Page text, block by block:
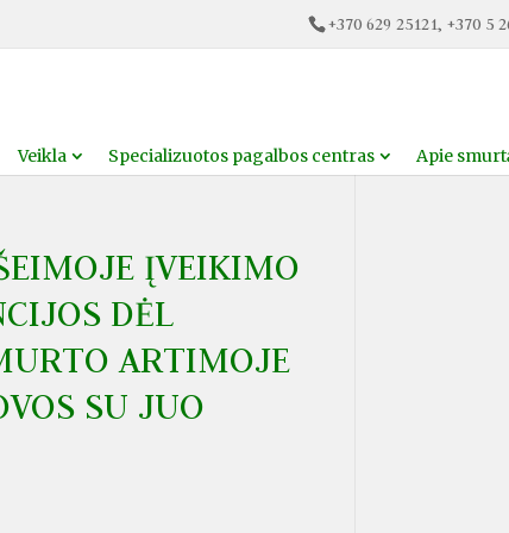
+370 629 25121, +370 5
Veikla Specializuotos pagalbos centras Apie
ĮVEIKIMO
DĖL
ARTIMOJE
SU JUO